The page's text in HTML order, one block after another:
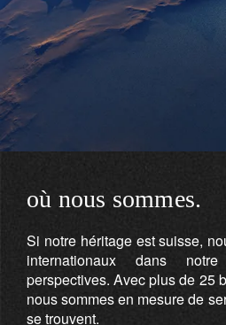
où nous sommes.
Si notre héritage est suisse,
internationaux dans
perspectives. Avec plus de 25
nous sommes en mesure de
se trouvent.